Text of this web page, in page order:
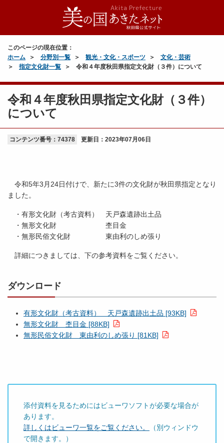
このページの現在位置：
ホーム
分野別一覧 観光・文化・スポーツ
文化・芸術
指定文化財一覧
令和４年度秋田県指定文化財（３件）について
令和４年度秋田県指定文化財（３件）
について
コンテンツ番号：74378 更新日： 2023年07月06日
令和5年3月24日付けで、新たに3件の文化財が秋田県指定となり
ました。
・有形文化財（考古資料） 天戸森遺跡出土品
・無形文化財 杢目金
・無形民俗文化財 東由利のしめ張り
詳細につきましては、下の参考資料をご覧ください。
ダウンロード
有形文化財（考古資料） 天戸森遺跡出土品 [93KB]
無形文化財 杢目金 [88KB]
無形民俗文化財 東由利のしめ張り [81KB]
添付資料を見るためにはビューワソフトが必要な場合が
あります。
詳しくはビューワ一覧をご覧ください。
（別ウィンドウ
で開きます。）